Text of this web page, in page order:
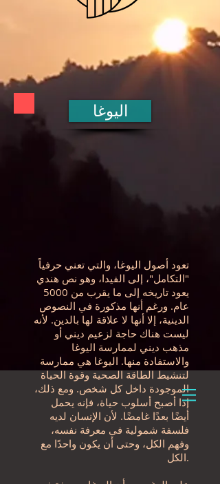
اليوغا
تعود أصول اليوغا، والتي تعني حرفياً
"التكامل"، إلى الفيدا، وهو نص هندي
يعود تاريخه إلى ما يقرب من 5000
عام. ورغم أنها مذكورة في النصوص
الدينية، إلا أنها لا علاقة لها بالدين. لأنه
ليست هناك حاجة لزعيم ديني أو
مذهب ديني لممارسة اليوغا
والاستفادة منها. اليوغا هي ممارسة
لتنشيط الطاقة الصحية وقوة الحياة
الموجودة داخل كل شخص. ومع ذلك،
إذا أصبح أسلوب حياة، فإنه يحمل
أيضًا بعدًا غامضًا. لأن الإنسان لديه
فلسفة شمولية في معرفة نفسه،
وفهم الكل، وحتى أن يكون واحدًا مع
الكل.